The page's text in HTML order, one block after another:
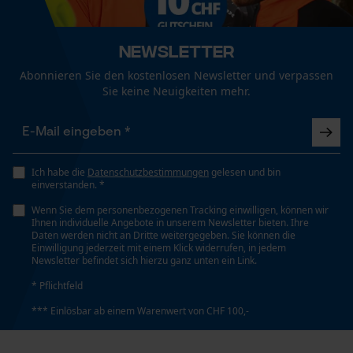
Wasserbeständigkeit
Nicht wasserbeständig
Wetterlage
Technische Spezifikationen
Automatische Kettenschmierung
Nein
Wie gewohnt schnelle Lieferung, die Unterhose
hält warm und ist gemütlich. Leider hatte dieses
Sterne. Eigentlich ist es 5 wert. Da eine
abgesehen. Weiter so, Kox!
Weitere Bewertungen anzeigen
Newsletter
Abonnieren Sie den kostenlosen Newsletter und verpassen
Sie keine Neuigkeiten mehr.
Ich habe die Datenschutzbestimmungen gelesen und bin
einverstanden. *
Wenn Sie dem personenbezogenen Tracking einwilligen, können wir
Ihnen individuelle Angebote in unserem Newsletter bieten. Ihre
Daten werden nicht an Dritte weitergegeben. Sie können die
Einwilligung jederzeit mit einem Klick widerrufen, in jedem
Newsletter befindet sich hierzu ganz unten ein Link.
* Pflichtfeld
*** Einlösbar ab einem Warenwert von CHF 100,-
Funktionale Cookies
Loop54 Personalization
Persönliche Begrüßung
YouTube-Videos
Google Maps